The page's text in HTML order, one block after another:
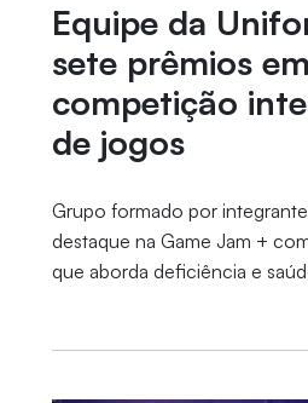
Equipe da
sete prêmios em
competição
de jogos
Grupo formado por
destaque na Game Jam +
que aborda deficiência e